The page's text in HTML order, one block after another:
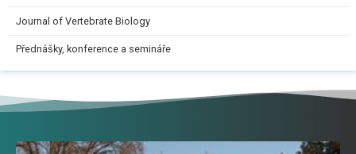
Journal of Vertebrate Biology
Přednášky, konference a semináře